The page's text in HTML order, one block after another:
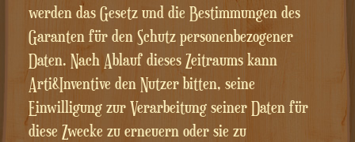
werden das Gesetz und die Bestimmungen des
Garanten für den Schutz personenbezogener
Daten. Nach Ablauf dieses Zeitraums kann
Arti&Inventive den Nutzer bitten, seine
Einwilligung zur Verarbeitung seiner Daten für
diese Zwecke zu erneuern oder sie zu